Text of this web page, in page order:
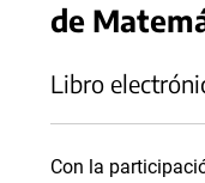
de
Libro
Con la